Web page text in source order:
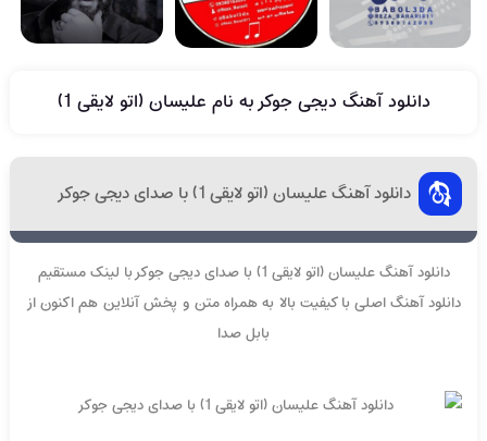
دانلود آهنگ دیجی جوکر به نام علیسان (اتو لایقی 1)
دانلود آهنگ علیسان (اتو لایقی 1) با صدای دیجی جوکر
دانلود آهنگ علیسان (اتو لایقی 1) با صدای دیجی جوکر با لینک مستقیم
دانلود آهنگ اصلی با کیفیت بالا به همراه متن و پخش آنلاین هم اکنون از
بابل صدا